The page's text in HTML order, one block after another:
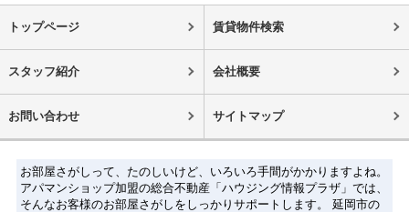
トップページ 賃貸物件検索
スタッフ紹介 会社概要
お問い合わせ サイトマップ
お部屋さがしって、たのしいけど、いろいろ手間がかかりますよね。
アパマンショップ加盟の総合不動産「ハウジング情報プラザ」では、
そんなお客様のお部屋さがしをしっかりサポートします。 延岡市の